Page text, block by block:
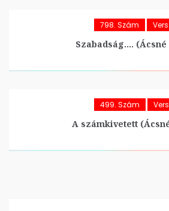
798. Szám Vers
Szabadság…. (Ácsné
499. Szám Vers
A számkivetett